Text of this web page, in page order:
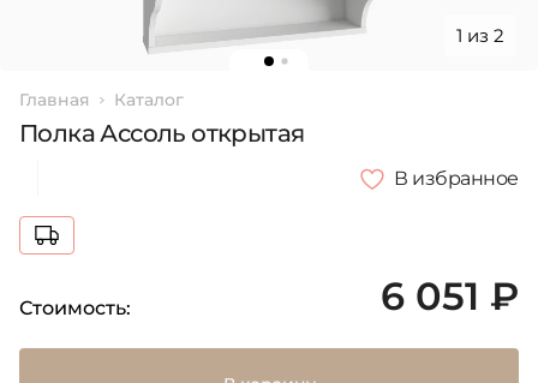
1 из 2
Главная Каталог
Полка Ассоль открытая
В избранное
Стоимость: 6 051 ₽